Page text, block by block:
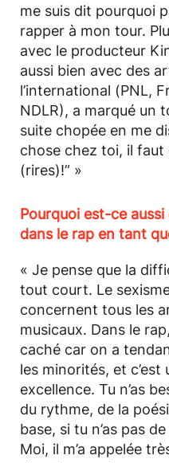
me suis dit pourquoi
rapper à mon tour.
avec le producteur
aussi bien avec des
l’international (PNL,
NDLR), a marqué un
suite chopée en me
chose chez toi, il faut
(rires)!” »
Pourquoi est-ce
dans le rap en tant
« Je pense que la
tout court. Le
concernent tous les
musicaux. Dans le
caché car on a
les minorités, et
excellence. Tu n’as
du rythme, de la
base, si tu n’as pas
Moi, il m’a appelée